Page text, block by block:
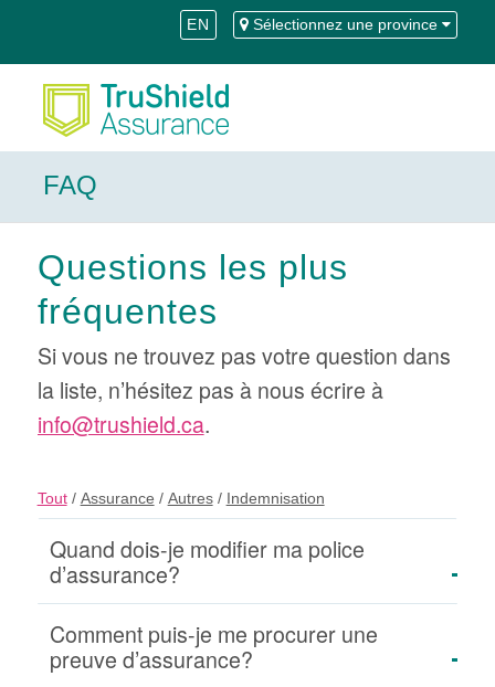
Content
la
navigation
EN Sélectionnez une province
FAQ
Questions les plus
fréquentes
Si vous ne trouvez pas votre question dans
la liste, n’hésitez pas à nous écrire à
info@trushield.ca.
Tout / Assurance / Autres / Indemnisation
Quand dois-je modifier ma police
d’assurance?
Comment puis-je me procurer une
preuve d’assurance?